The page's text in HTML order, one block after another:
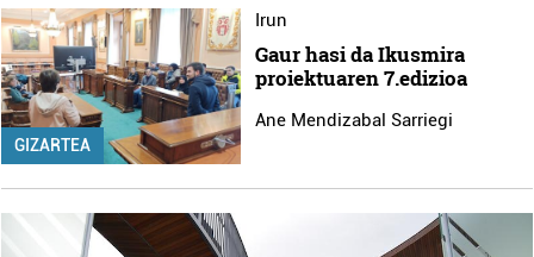
GIZARTEA
Irun
Gaur hasi da Ikusmira
proiektuaren 7.edizioa
Ane Mendizabal Sarriegi